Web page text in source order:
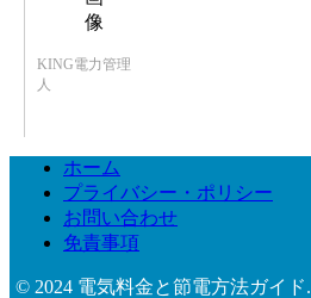
KING電力管理
人
ホーム
プライバシー・ポリシー
お問い合わせ
免責事項
© 2024 電気料金と節電方法ガイド.